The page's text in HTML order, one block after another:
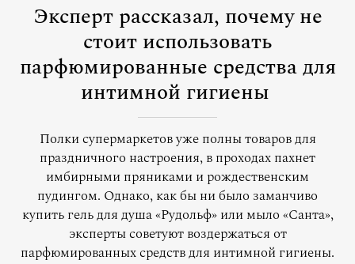
Эксперт рассказал, почему не
стоит использовать
парфюмированные средства для
интимной гигиены
Полки супермаркетов уже полны товаров для
праздничного настроения, в проходах пахнет
имбирными пряниками и рождественским
пудингом. Однако, как бы ни было заманчиво
купить гель для душа «Рудольф» или мыло «Санта»,
эксперты советуют воздержаться от
парфюмированных средств для интимной гигиены.